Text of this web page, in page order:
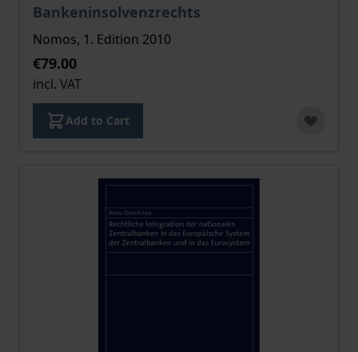
Bankeninsolvenzrechts
Nomos, 1. Edition 2010
€79.00
incl. VAT
Add to Cart